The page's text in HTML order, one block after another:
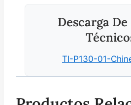
Descarga
TI-P130-01-